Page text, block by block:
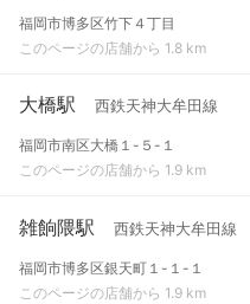
福岡市博多区竹下４丁目
このページの店舗から 1.8 km
大橋駅 西鉄天神大牟田線
福岡市南区大橋１-５-１
このページの店舗から 1.9 km
雑餉隈駅 西鉄天神大牟田線
福岡市博多区銀天町１-１-１
このページの店舗から 1.9 km